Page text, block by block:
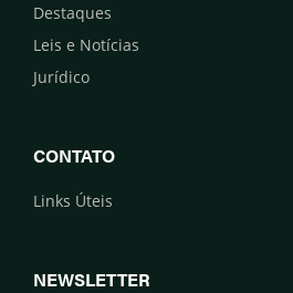
Destaques
Leis e Notícias
Jurídico
CONTATO
Links Úteis
NEWSLETTER